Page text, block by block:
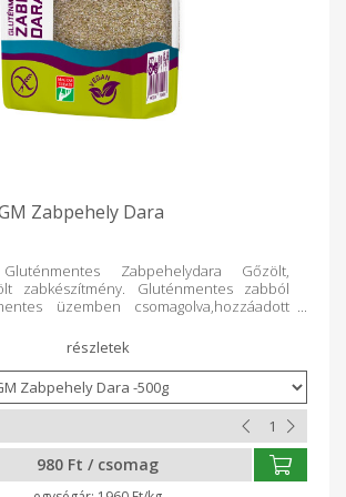
Zabpehely Dara
Zabpehelydara Gőzölt,
zabkészítmény. Gluténmentes zabból
üzemben csomagolva,hozzáadott
és élelmi rostban gazdag. Kiszerelés:
Nagy kiszerelésű, családi csomag.
Felhasználási javaslat: Alkalmas
levesek sűrítéséhez, kitűnő alapanyag
fasírtokba zsemle helyett, zabkása
Mint pirított gluténmentes morzsa
nudlihoz, gombóchoz.
süteményeket pl.: muffin, palacsinta,
kenyérsütéskor teljeskiőrlésű adalékként
980 Ft / csomag